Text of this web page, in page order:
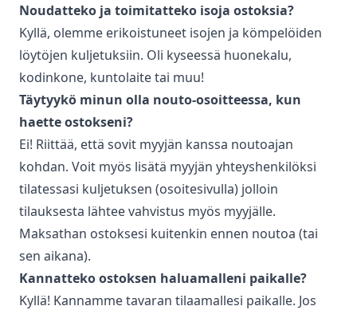
Noudatteko ja toimitatteko isoja ostoksia?
Kyllä, olemme erikoistuneet isojen ja kömpelöiden
löytöjen kuljetuksiin. Oli kyseessä huonekalu,
kodinkone, kuntolaite tai muu!
Täytyykö minun olla nouto-osoitteessa, kun
haette ostokseni?
Ei! Riittää, että sovit myyjän kanssa noutoajan
kohdan. Voit myös lisätä myyjän yhteyshenkilöksi
tilatessasi kuljetuksen (osoitesivulla) jolloin
tilauksesta lähtee vahvistus myös myyjälle.
Maksathan ostoksesi kuitenkin ennen noutoa (tai
sen aikana).
Kannatteko ostoksen haluamalleni paikalle?
Kyllä! Kannamme tavaran tilaamallesi paikalle. Jos